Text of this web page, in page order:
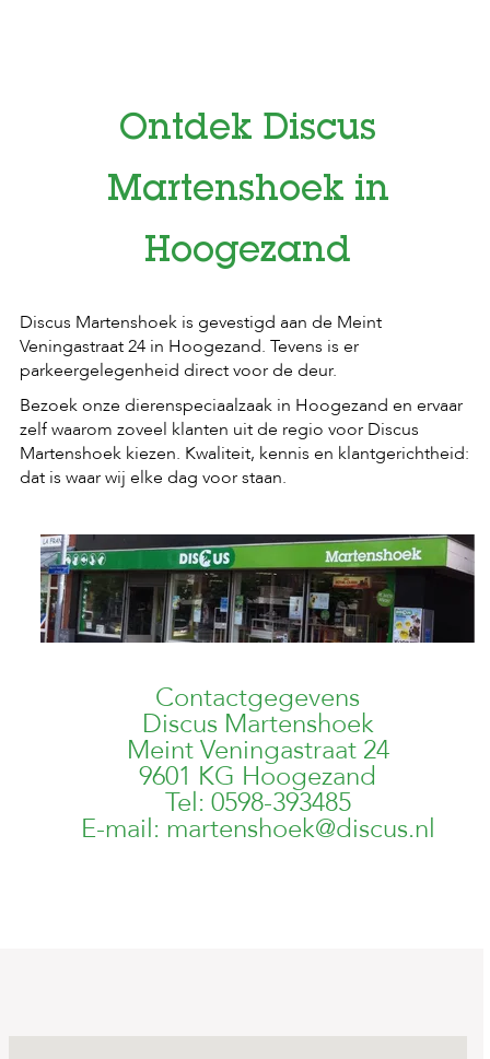
Ontdek Discus
Martenshoek in
Hoogezand
Discus Martenshoek is gevestigd aan de Meint
Veningastraat 24 in Hoogezand. Tevens is er
parkeergelegenheid direct voor de deur.
Bezoek onze dierenspeciaalzaak in Hoogezand en ervaar
zelf waarom zoveel klanten uit de regio voor Discus
Martenshoek kiezen. Kwaliteit, kennis en klantgerichtheid:
dat is waar wij elke dag voor staan.
Contactgegevens
Discus Martenshoek
Meint Veningastraat 24
9601 KG Hoogezand
Tel: 0598-393485
E-mail: martenshoek@discus.nl